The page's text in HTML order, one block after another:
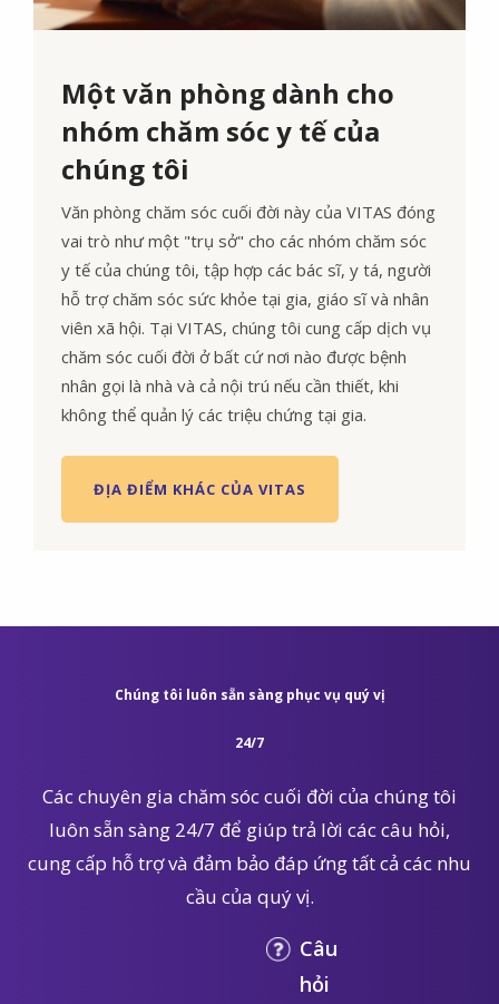
Một văn phòng dành cho
nhóm chăm sóc y tế của
chúng tôi
Văn phòng chăm sóc cuối đời này của VITAS đóng
vai trò như một "trụ sở" cho các nhóm chăm sóc
y tế của chúng tôi, tập hợp các bác sĩ, y tá, người
hỗ trợ chăm sóc sức khỏe tại gia, giáo sĩ và nhân
viên xã hội. Tại VITAS, chúng tôi cung cấp dịch vụ
chăm sóc cuối đời ở bất cứ nơi nào được bệnh
nhân gọi là nhà và cả nội trú nếu cần thiết, khi
không thể quản lý các triệu chứng tại gia.
ĐỊA ĐIỂM KHÁC CỦA VITAS
Chúng tôi luôn sẵn sàng phục vụ quý vị
24/7
Các chuyên gia chăm sóc cuối đời của chúng tôi
luôn sẵn sàng 24/7 để giúp trả lời các câu hỏi,
cung cấp hỗ trợ và đảm bảo đáp ứng tất cả các nhu
cầu của quý vị.
Câu
hỏi